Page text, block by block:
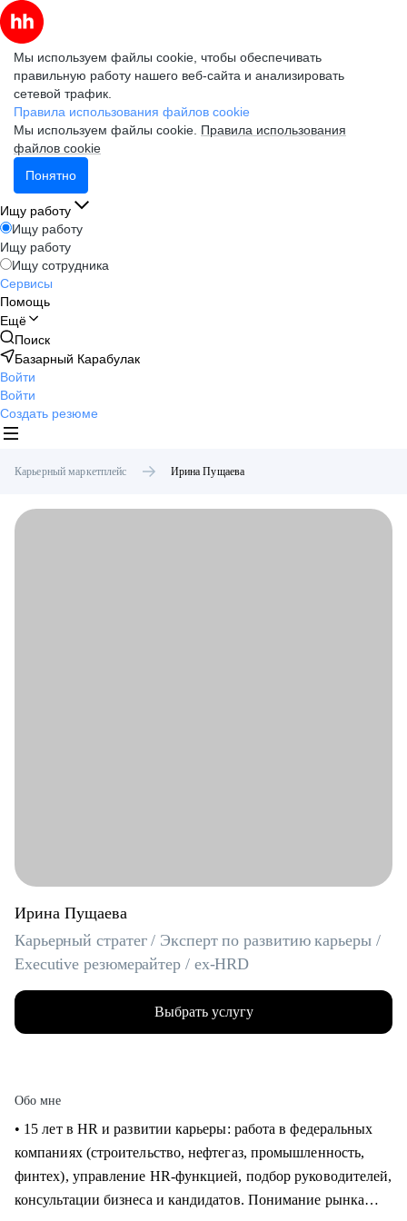
Мы используем файлы cookie, чтобы обеспечивать
правильную работу нашего веб-сайта и анализировать
сетевой трафик.
Правила использования файлов cookie
Мы используем файлы cookie. Правила использования
файлов cookie
Понятно
Ищу работу
Ищу работу
Ищу работу
Ищу сотрудника
Сервисы
Помощь
Ещё
Поиск
Базарный Карабулак
Войти
Войти
Создать резюме
Карьерный маркетплейс Ирина Пущаева
Ирина Пущаева
Карьерный стратег / Эксперт по развитию карьеры /
Executive резюмерайтер / ex-HRD
Выбрать услугу
Обо мне
• 15 лет в HR и развитии карьеры: работа в федеральных
компаниях (строительство, нефтегаз, промышленность,
финтех), управление HR-функцией, подбор руководителей,
консультации бизнеса и кандидатов. Понимание рынка